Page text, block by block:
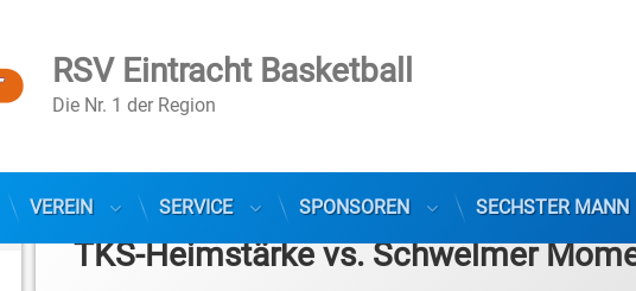
RSV Eintracht Basketball
Die Nr. 1 der Region
VEREIN SERVICE SPONSOREN SECHSTER MANN
TKS-Heimstärke vs. Schwelmer